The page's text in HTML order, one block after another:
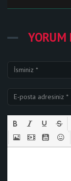
YORUM